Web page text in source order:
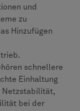
und
zu
Hinzufügen
schnellere
Einhaltung
Netzstabilität,
bei der